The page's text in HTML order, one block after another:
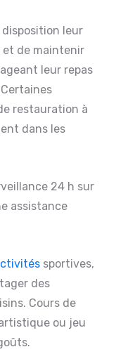
leur
et de maintenir
leur repas
restauration à
dans les
24 h sur
assistance
sportives,
des
Cours de
ou jeu